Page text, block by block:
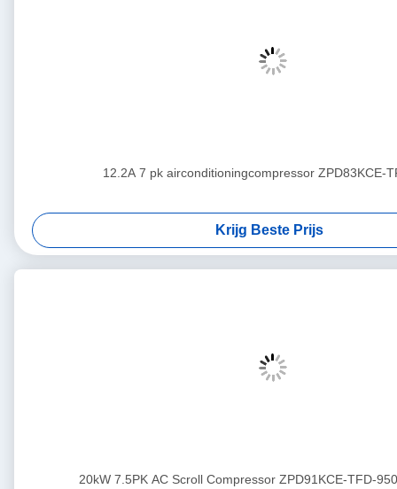
12.2A 7 pk airconditioningcompressor ZPD83KCE-
Krijg Beste Prijs
20kW 7.5PK AC Scroll Compressor ZPD91KCE-TFD-